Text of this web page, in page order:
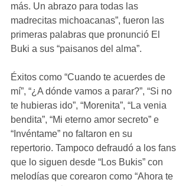
más. Un abrazo para todas las
madrecitas michoacanas”, fueron las
primeras palabras que pronunció El
Buki a sus “paisanos del alma”.
Éxitos como “Cuando te acuerdes de
mí”, “¿A dónde vamos a parar?”, “Si no
te hubieras ido”, “Morenita”, “La venia
bendita”, “Mi eterno amor secreto” e
“Invéntame” no faltaron en su
repertorio. Tampoco defraudó a los fans
que lo siguen desde “Los Bukis” con
melodías que corearon como “Ahora te